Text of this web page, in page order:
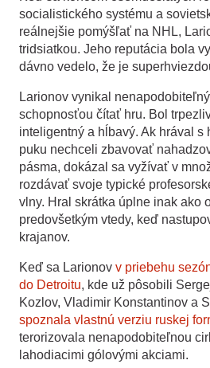
socialistického systému a
reálnejšie pomýšľať na NHL,
tridsiatkou. Jeho reputácia bola
dávno vedelo, že je
Larionov vynikal
schopnosťou čítať hru. Bol
inteligentný a hĺbavý. Ak hrával s
puku nechceli zbavovať
pásma, dokázal sa vyžívať v
rozdávať svoje typické
vlny. Hral skrátka úplne inak ako
predovšetkým vtedy, keď
krajanov.
Keď sa Larionov v priebehu
do Detroitu, kde už pôsobili
Kozlov, Vladimir Konstantinov a
spoznala vlastnú verziu ruskej
terorizovala nenapodobiteľnou
lahodiacimi gólovými akciami.